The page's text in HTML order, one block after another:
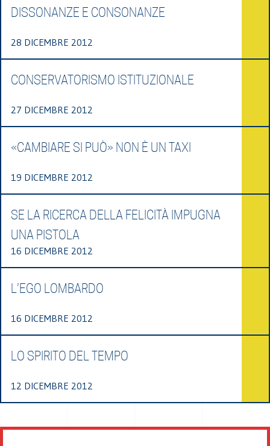
DISSONANZE E CONSONANZE
28 DICEMBRE 2012
CONSERVATORISMO ISTITUZIONALE
27 DICEMBRE 2012
«CAMBIARE SI PUÒ» NON È UN TAXI
19 DICEMBRE 2012
SE LA RICERCA DELLA FELICITÀ IMPUGNA
UNA PISTOLA
16 DICEMBRE 2012
L’EGO LOMBARDO
16 DICEMBRE 2012
LO SPIRITO DEL TEMPO
12 DICEMBRE 2012